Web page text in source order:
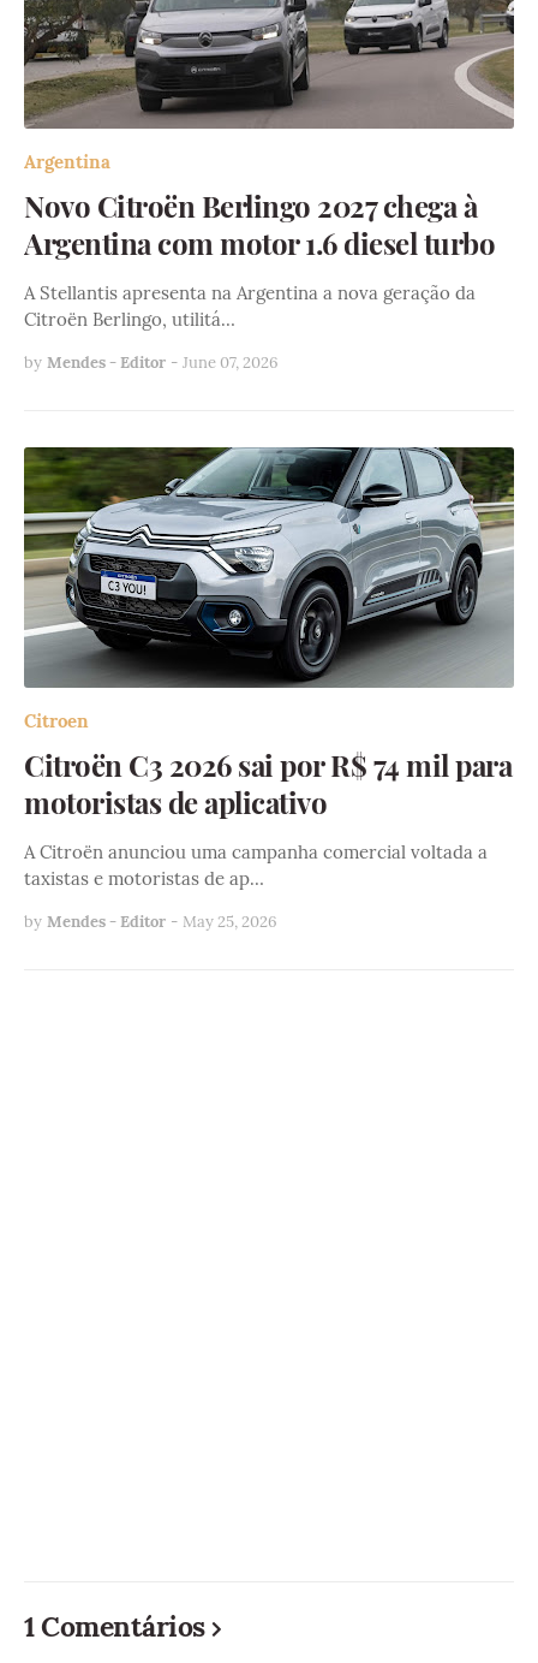
Argentina
Novo Citroën Berlingo 2027 chega à
Argentina com motor 1.6 diesel turbo
A Stellantis apresenta na Argentina a nova geração da
Citroën Berlingo, utilitá…
by Mendes - Editor - June 07, 2026
Citroen
Citroën C3 2026 sai por R$ 74 mil para
motoristas de aplicativo
A Citroën anunciou uma campanha comercial voltada a
taxistas e motoristas de ap…
by Mendes - Editor - May 25, 2026
1 Comentários